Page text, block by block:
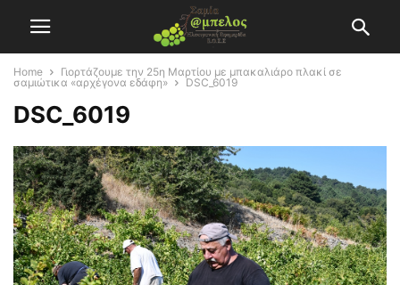
Home
Γιορτάζουμε την 25η Μαρτίου με μπακαλιάρο πλακί σε
σαμιώτικα «αρχέγονα εδάφη»
DSC_6019
DSC_6019